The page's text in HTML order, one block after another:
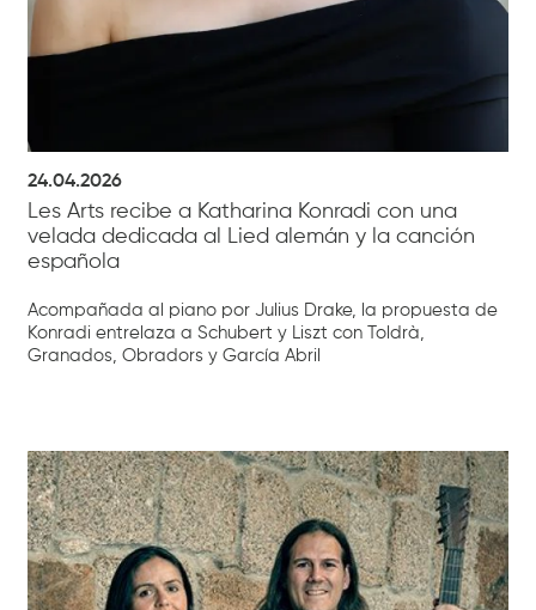
24.04.2026
Les Arts recibe a Katharina Konradi con una
velada dedicada al Lied alemán y la canción
española
Acompañada al piano por Julius Drake, la propuesta de
Konradi entrelaza a Schubert y Liszt con Toldrà,
Granados, Obradors y García Abril